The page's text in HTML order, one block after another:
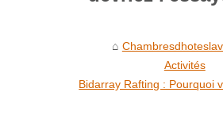
Activités
Bidarray Rafting : Pourquoi